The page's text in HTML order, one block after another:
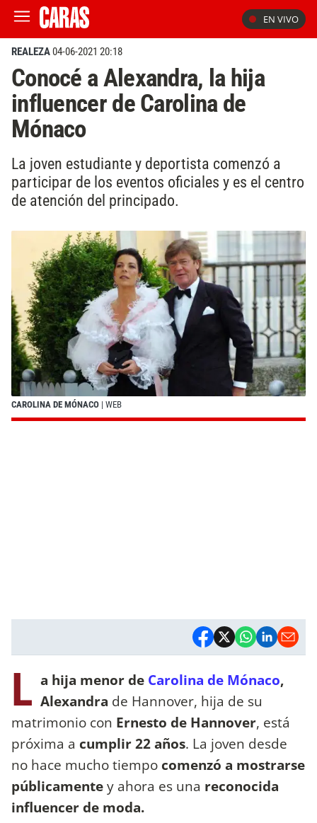
EN VIVO
REALEZA04-06-2021 20:18
Conocé a Alexandra, la hija
influencer de Carolina de
Mónaco
La joven estudiante y deportista comenzó a
participar de los eventos oficiales y es el centro
de atención del principado.
CAROLINA DE MÓNACO | WEB
L a hija menor de Carolina de Mónaco,
Alexandra de Hannover, hija de su
matrimonio con Ernesto de Hannover, está
próxima a cumplir 22 años. La joven desde
no hace mucho tiempo comenzó a mostrarse
públicamentey ahora es una reconocida
influencer de moda.